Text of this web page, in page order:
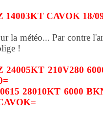
CAVOK 18/
la météo... Par contre
!
210V280
28010KT 6000